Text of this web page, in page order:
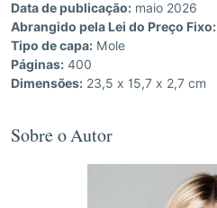
Data de publicação: maio 2026
Abrangido pela Lei do Preço Fixo:
Tipo de capa: Mole
Páginas: 400
Dimensões: 23,5 x 15,7 x 2,7 cm
Sobre o Autor